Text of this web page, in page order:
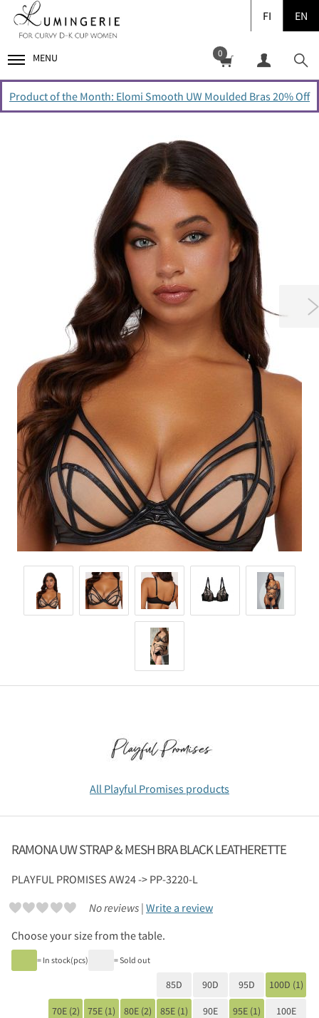
FI EN
MENU 0
Product of the Month: Elomi Smooth UW Moulded Bras 20% Off
All Playful Promises products
RAMONA UW STRAP & MESH BRA BLACK LEATHERETTE
PLAYFUL PROMISES AW24 -> PP-3220-L
No reviews | Write a review
Choose your size from the table.
= In stock(pcs) = Sold out
85D 90D 95D 100D (1)
70E (2) 75E (1) 80E (2) 85E (1) 90E 95E (1) 100E